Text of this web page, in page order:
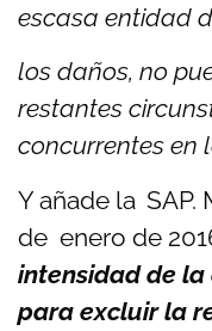
escasa entidad
los daños, no
restantes
concurrentes en
Y añade la SAP.
de enero de
intensidad de
para excluir la